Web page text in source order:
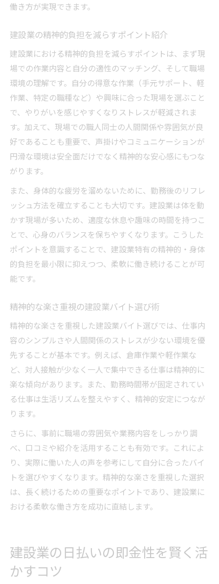
働き方が実現できます。
建設業の精神的負担を減らすポイント紹介
建設業における精神的負担を減らすポイントは、まず現
場での作業内容と自分の適性のマッチング、そして職場
環境の理解です。自分の得意な作業（手元サポート、軽
作業、特定の職種など）や興味に合った現場を選ぶこと
で、やりがいを感じやすくなりストレスが軽減されま
す。加えて、現場での職人同士の人間関係や雰囲気が良
好であることも重要で、声掛けやコミュニケーションが
円滑な環境は安全面だけでなく精神的な安心感にもつな
がります。
また、身体的な疲労を溜めないために、勤務後のリフレ
ッシュ方法を確立することも大切です。建設業は体を動
かす現場が多いため、適度な休息や趣味の時間を持つこ
とで、心身のバランスを保ちやすくなります。こうした
ポイントを意識することで、建設業特有の精神的・身体
的負担を最小限に抑えつつ、柔軟に働き続けることが可
能です。
精神的な楽さ重視の建設業バイト選び術
精神的な楽さを重視した建設業バイト選びでは、仕事内
容のシンプルさや人間関係のストレスが少ない環境を優
先することが基本です。例えば、倉庫作業や軽作業な
ど、対人接触が少なく一人で集中できる仕事は精神的に
楽な傾向があります。また、勤務時間帯が固定されてい
る仕事は生活リズムを整えやすく、精神的安定につなが
ります。
さらに、事前に職場の雰囲気や業務内容をしっかり調
べ、口コミや紹介を活用することも有効です。これによ
り、実際に働いた人の声を参考にして自分に合ったバイ
トを選びやすくなります。精神的な楽さを重視した選択
は、長く続けるための重要なポイントであり、建設業に
おける柔軟な働き方を成功に直結します。
建設業の日払いの即金性を賢く活
かすコツ